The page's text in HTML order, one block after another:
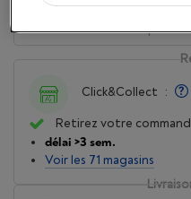
Click&Collect :
Retirez votre
délai >3 sem.
Voir les 71 magasins